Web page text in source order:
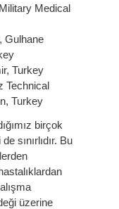
Medical
Gulhane
Turkey
Technical
Turkey
birçok
sınırlıdır. Bu
üzerine